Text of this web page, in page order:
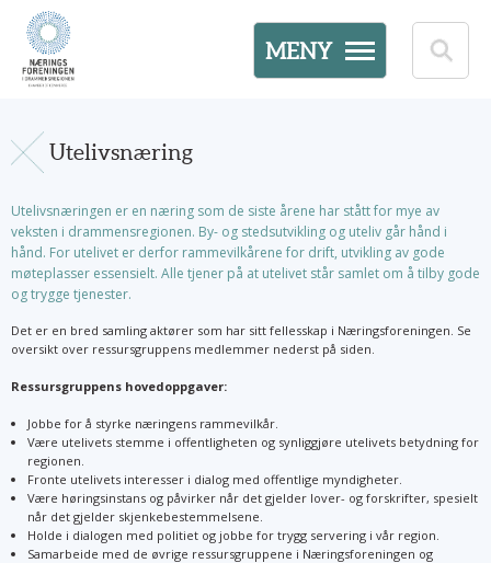
MENY
Utelivsnæring
Utelivsnæringen er en næring som de siste årene har stått for mye av
veksten i drammensregionen. By- og stedsutvikling og uteliv går hånd i
hånd. For utelivet er derfor rammevilkårene for drift, utvikling av gode
møteplasser essensielt. Alle tjener på at utelivet står samlet om å tilby gode
og trygge tjenester.
Det er en bred samling aktører som har sitt fellesskap i Næringsforeningen. Se
oversikt over ressursgruppens medlemmer nederst på siden.
Ressursgruppens hovedoppgaver:
Jobbe for å styrke næringens rammevilkår.
Være utelivets stemme i offentligheten og synliggjøre utelivets betydning for
regionen.
Fronte utelivets interesser i dialog med offentlige myndigheter.
Være høringsinstans og påvirker når det gjelder lover- og forskrifter, spesielt
når det gjelder skjenkebestemmelsene.
Holde i dialogen med politiet og jobbe for trygg servering i vår region.
Samarbeide med de øvrige ressursgruppene i Næringsforeningen og